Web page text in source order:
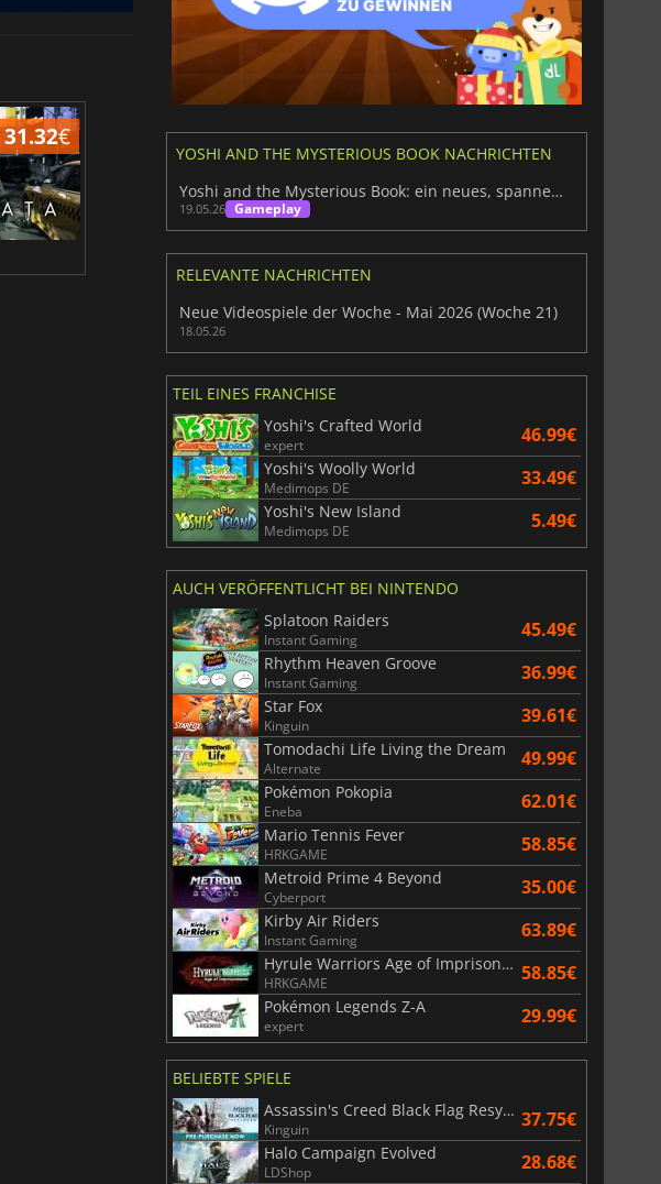
31.32€ 6.75€
Total War WARHAMMER 3
15.48
Lies Of P
YOSHI AND THE MYSTERIOUS BOOK NACHRICHTEN
Yoshi and the Mysterious Book: ein neues, spannendes Abenteuer
19.05.26 Gameplay
RELEVANTE NACHRICHTEN
Neue Videospiele der Woche - Mai 2026 (Woche 21)
18.05.26
TEIL EINES FRANCHISE
Yoshi's Crafted World
expert 46.99€
Yoshi's Woolly World
Medimops DE 33.49€
Yoshi's New Island
Medimops DE 5.49€
AUCH VERÖFFENTLICHT BEI NINTENDO
Splatoon Raiders
Instant Gaming 45.49€
Rhythm Heaven Groove
Instant Gaming 36.99€
Star Fox
Kinguin 39.61€
Tomodachi Life Living the Dream
Alternate 49.99€
Pokémon Pokopia
Eneba 62.01€
Mario Tennis Fever
HRKGAME 58.85€
Metroid Prime 4 Beyond
Cyberport 35.00€
Kirby Air Riders
Instant Gaming 63.89€
Hyrule Warriors Age of Imprisonment
HRKGAME 58.85€
Pokémon Legends Z-A
expert 29.99€
BELIEBTE SPIELE
Assassin's Creed Black Flag Resynced
Kinguin 37.75€
Halo Campaign Evolved
LDShop 28.68€